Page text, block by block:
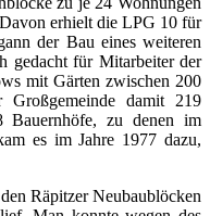
erhielt die LPG 10 für
der Bau eines weiteren
gedacht für Mitarbeiter der
mit Gärten zwischen 200
damit 219
Bauernhöfe, zu denen im
es im Jahre 1977 dazu,
Räpitzer Neubaublöcken